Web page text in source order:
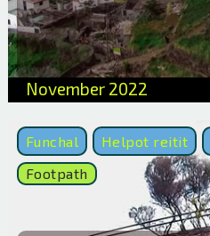
November 2022
Funchal Helpot reitit
Footpath